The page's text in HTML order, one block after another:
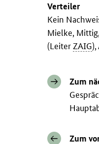
Verteiler
Kein
Mielke,
(LeiterZAIG),
Zum
Zum